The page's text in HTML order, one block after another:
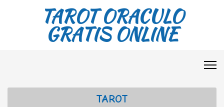
TAROT ORACULO
GRATIS ONLINE
TAROT